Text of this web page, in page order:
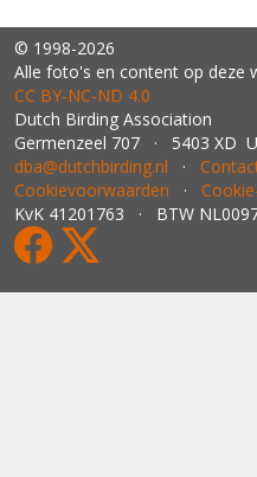
© 1998-2026
Alle foto's en content op deze
CC BY‑NC‑ND 4.0
Dutch Birding Association
Germenzeel 707 · 5403 XD
dba@dutchbirding.nl ·
Cookievoorwaarden ·
KvK 41201763 · BTW